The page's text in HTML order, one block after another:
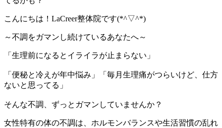
こんにちは！LaCreer整体院です(*^▽^*)
～不調をガマンし続けているあなたへ～
「生理前になるとイライラが止まらない」
「便秘と冷えが年中悩み」「毎月生理痛がつらいけど、仕方
ないと思ってる」
そんな不調、ずっとガマンしていませんか？
女性特有の体の不調は、ホルモンバランスや生活習慣の乱れ